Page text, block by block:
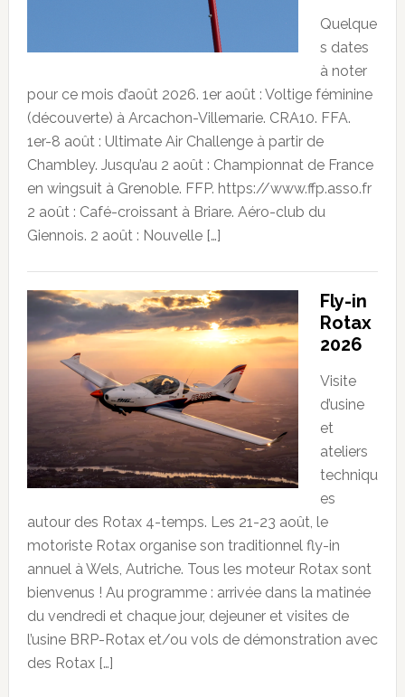
Quelque
s dates
à noter
pour ce mois d’août 2026. 1er août : Voltige féminine
(découverte) à Arcachon-Villemarie. CRA10. FFA.
1er-8 août : Ultimate Air Challenge à partir de
Chambley. Jusqu’au 2 août : Championnat de France
en wingsuit à Grenoble. FFP. https://www.ffp.asso.fr
2 août : Café-croissant à Briare. Aéro-club du
Giennois. 2 août : Nouvelle […]
Fly-in
Rotax
2026
Visite
d’usine
et
ateliers
techniqu
es
autour des Rotax 4-temps. Les 21-23 août, le
motoriste Rotax organise son traditionnel fly-in
annuel à Wels, Autriche. Tous les moteur Rotax sont
bienvenus ! Au programme : arrivée dans la matinée
du vendredi et chaque jour, dejeuner et visites de
l’usine BRP-Rotax et/ou vols de démonstration avec
des Rotax […]